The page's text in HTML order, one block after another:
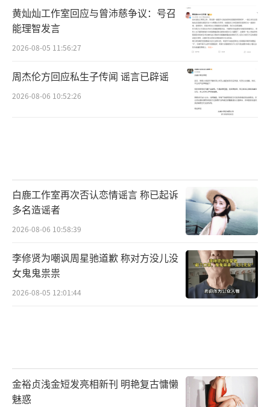
黄灿灿工作室回应与曾沛慈争议：号召
能理智发言
2026-08-05 11:56:27
周杰伦方回应私生子传闻 谣言已辟谣
2026-08-06 10:52:26
白鹿工作室再次否认恋情谣言 称已起诉
多名造谣者
2026-08-06 10:58:39
李修贤为嘲讽周星驰道歉 称对方没儿没
女鬼鬼祟祟
2026-08-05 12:01:44
金裕贞浅金短发亮相新刊 明艳复古慵懒
魅惑